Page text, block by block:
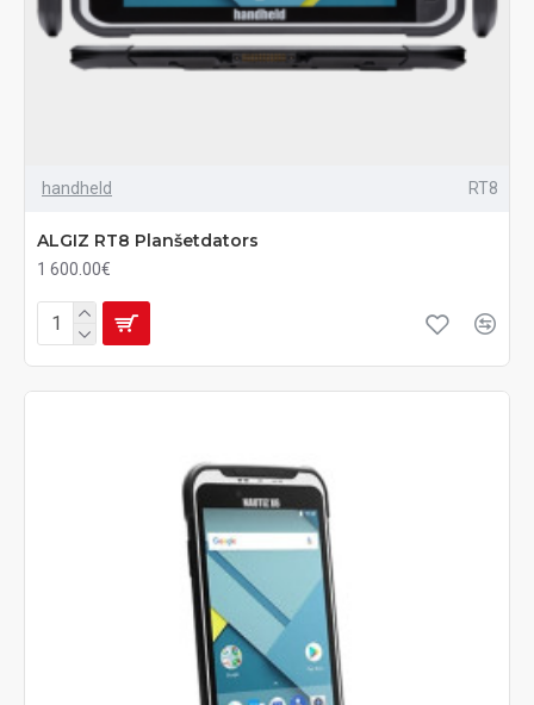
handheld RT8
ALGIZ RT8 Planšetdators
1 600.00€